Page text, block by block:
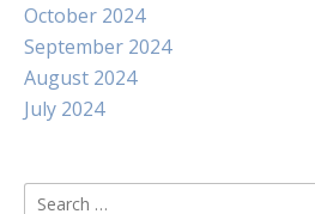
October 2024
September 2024
August 2024
July 2024
Search